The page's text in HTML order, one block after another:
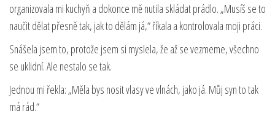
organizovala mi kuchyň a dokonce mě nutila skládat prádlo. „Musíš se to
naučit dělat přesně tak, jak to dělám já,“ říkala a kontrolovala moji práci.
Snášela jsem to, protože jsem si myslela, že až se vezmeme, všechno
se uklidní. Ale nestalo se tak.
Jednou mi řekla: „Měla bys nosit vlasy ve vlnách, jako já. Můj syn to tak
má rád.“